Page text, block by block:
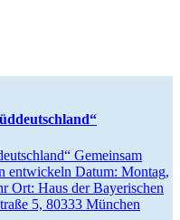
Gemeinsam
entwi­ckeln Datum: Montag,
Ort: Haus der Bayeri­schen
5, 80333 München